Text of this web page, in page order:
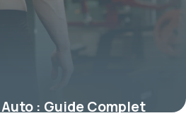
: Guide Complet